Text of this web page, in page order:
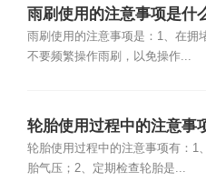
雨刷使用的注意事项是什
雨刷使用的注意事项是：1、在拥
不要频繁操作雨刷，以免操作...
轮胎使用过程中的注意事
轮胎使用过程中的注意事项有：1
胎气压；2、定期检查轮胎是...